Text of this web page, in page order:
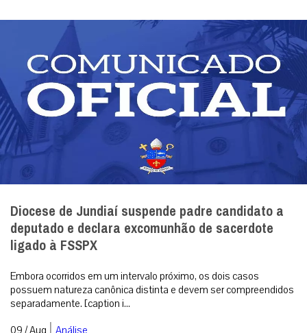
Diocese de Jundiaí suspende padre candidato a
deputado e declara excomunhão de sacerdote
ligado à FSSPX
Embora ocorridos em um intervalo próximo, os dois casos
possuem natureza canônica distinta e devem ser compreendidos
separadamente. [caption i...
09 / Aug | Análise